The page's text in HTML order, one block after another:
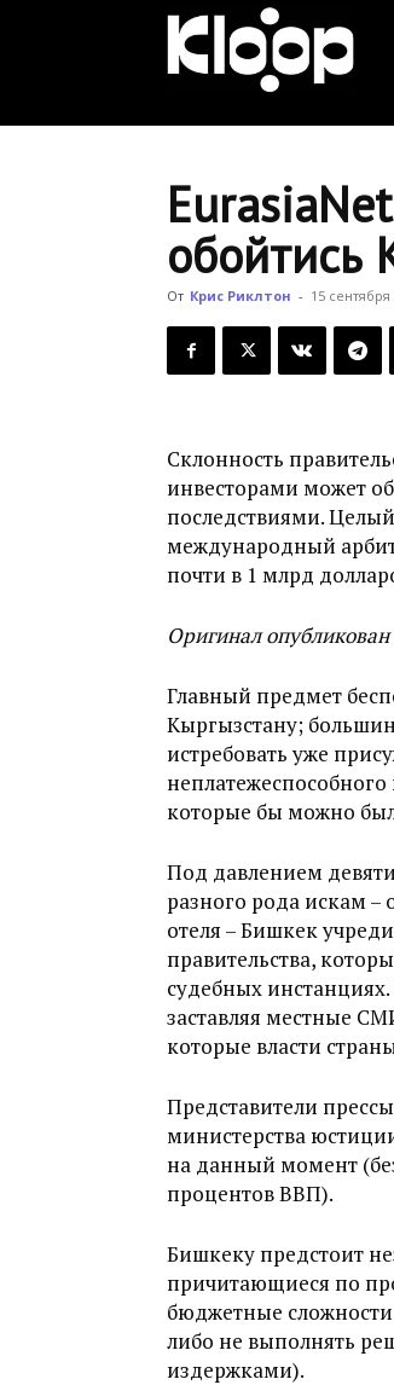
обойтись
От Крис Риклтон - 15 сентября
Склонность
инвесторами может
последствиями.
международный
почти в 1 млрд
Оригинал опубликован
Главный предмет
Кыргызстану;
истребовать уже
которые бы можно
Под давлением
разного рода искам –
отеля – Бишкек
правительства,
судебных
заставляя местные
которые власти
Представители
министерства
на данный момент
процентов ВВП).
Бишкеку предстоит
причитающиеся по
бюджетные
либо не выполнять
издержками).